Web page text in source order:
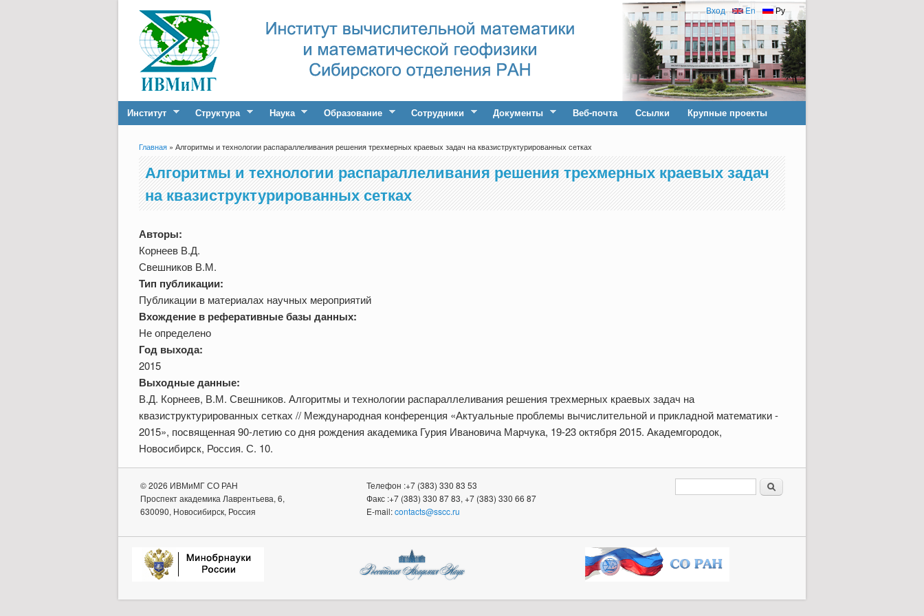
Ру
En
Вход
Институт Структура Наука Образование Сотрудники Документы Веб-почта Ссылки Крупные проекты
Вы здесь
Главная » Алгоритмы и технологии распараллеливания решения трехмерных краевых задач на квазиструктурированных сетках
Алгоритмы и технологии распараллеливания решения трехмерных краевых задач
на квазиструктурированных сетках
Авторы:
Корнеев В.Д.
Свешников В.М.
Тип публикации:
Публикации в материалах научных мероприятий
Вхождение в реферативные базы данных:
Не определено
Год выхода:
2015
Выходные данные:
В.Д. Корнеев, В.М. Свешников. Алгоритмы и технологии распараллеливания решения трехмерных краевых задач на
квазиструктурированных сетках // Международная конференция «Актуальные проблемы вычислительной и прикладной математики -
2015», посвященная 90-летию со дня рождения академика Гурия Ивановича Марчука, 19-23 октября 2015. Академгородок,
Новосибирск, Россия. С. 10.
© 2026 ИВМиМГ СО РАН
Проспект академика Лаврентьева, 6,
630090, Новосибирск, Россия
Телефон :+7 (383) 330 83 53
Факс :+7 (383) 330 87 83, +7 (383) 330 66 87
E-mail:contacts@sscc.ru
Форма поиска